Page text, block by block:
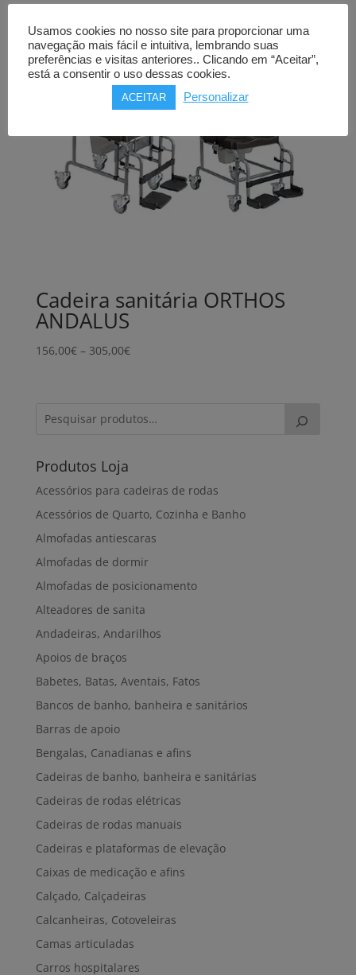
Cadeira sanitária ORTHOS
ANDALUS
156,00€ – 305,00€Price
305,00€
Produtos Loja
Acessórios para cadeiras de rodas
Acessórios de Quarto, Cozinha e Banho
Almofadas antiescaras
Almofadas de dormir
Almofadas de posicionamento
Alteadores de sanita
Andadeiras, Andarilhos
Apoios de braços
Babetes, Batas, Aventais, Fatos
Bancos de banho, banheira e sanitários
Barras de apoio
Bengalas, Canadianas e afins
Cadeiras de banho, banheira e sanitárias
Cadeiras de rodas elétricas
Cadeiras de rodas manuais
Cadeiras e plataformas de elevação
Caixas de medicação e afins
Calçado, Calçadeiras
Calcanheiras, Cotoveleiras
Camas articuladas
Carros hospitalares
Usamos cookies no nosso site para proporcionar uma
navegação mais fácil e intuitiva, lembrando suas
preferências e visitas anteriores.. Clicando em “Aceitar”,
está a consentir o uso dessas cookies.
ACEITAR Personalizar